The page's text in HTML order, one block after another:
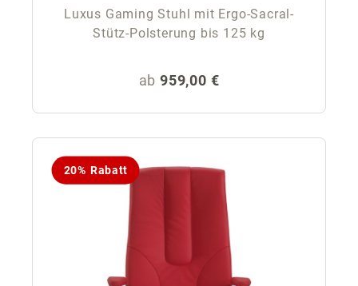
Luxus Gaming Stuhl mit Ergo-Sacral-
Stütz-Polsterung bis 125 kg
Regulärer Preis:
ab 959,00 €
20% Rabatt